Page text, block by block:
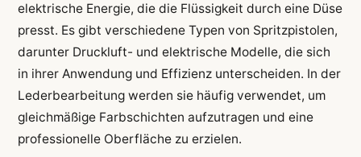
elektrische Energie, die die Flüssigkeit durch eine Düse
presst. Es gibt verschiedene Typen von Spritzpistolen,
darunter Druckluft- und elektrische Modelle, die sich
in ihrer Anwendung und Effizienz unterscheiden. In der
Lederbearbeitung werden sie häufig verwendet, um
gleichmäßige Farbschichten aufzutragen und eine
professionelle Oberfläche zu erzielen.